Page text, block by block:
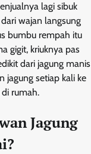
lagi sibuk
wajan langsung
bumbu rempah itu
gigit, kriuknya pas
dari jagung manis
jagung setiap kali ke
rumah.
Jagung